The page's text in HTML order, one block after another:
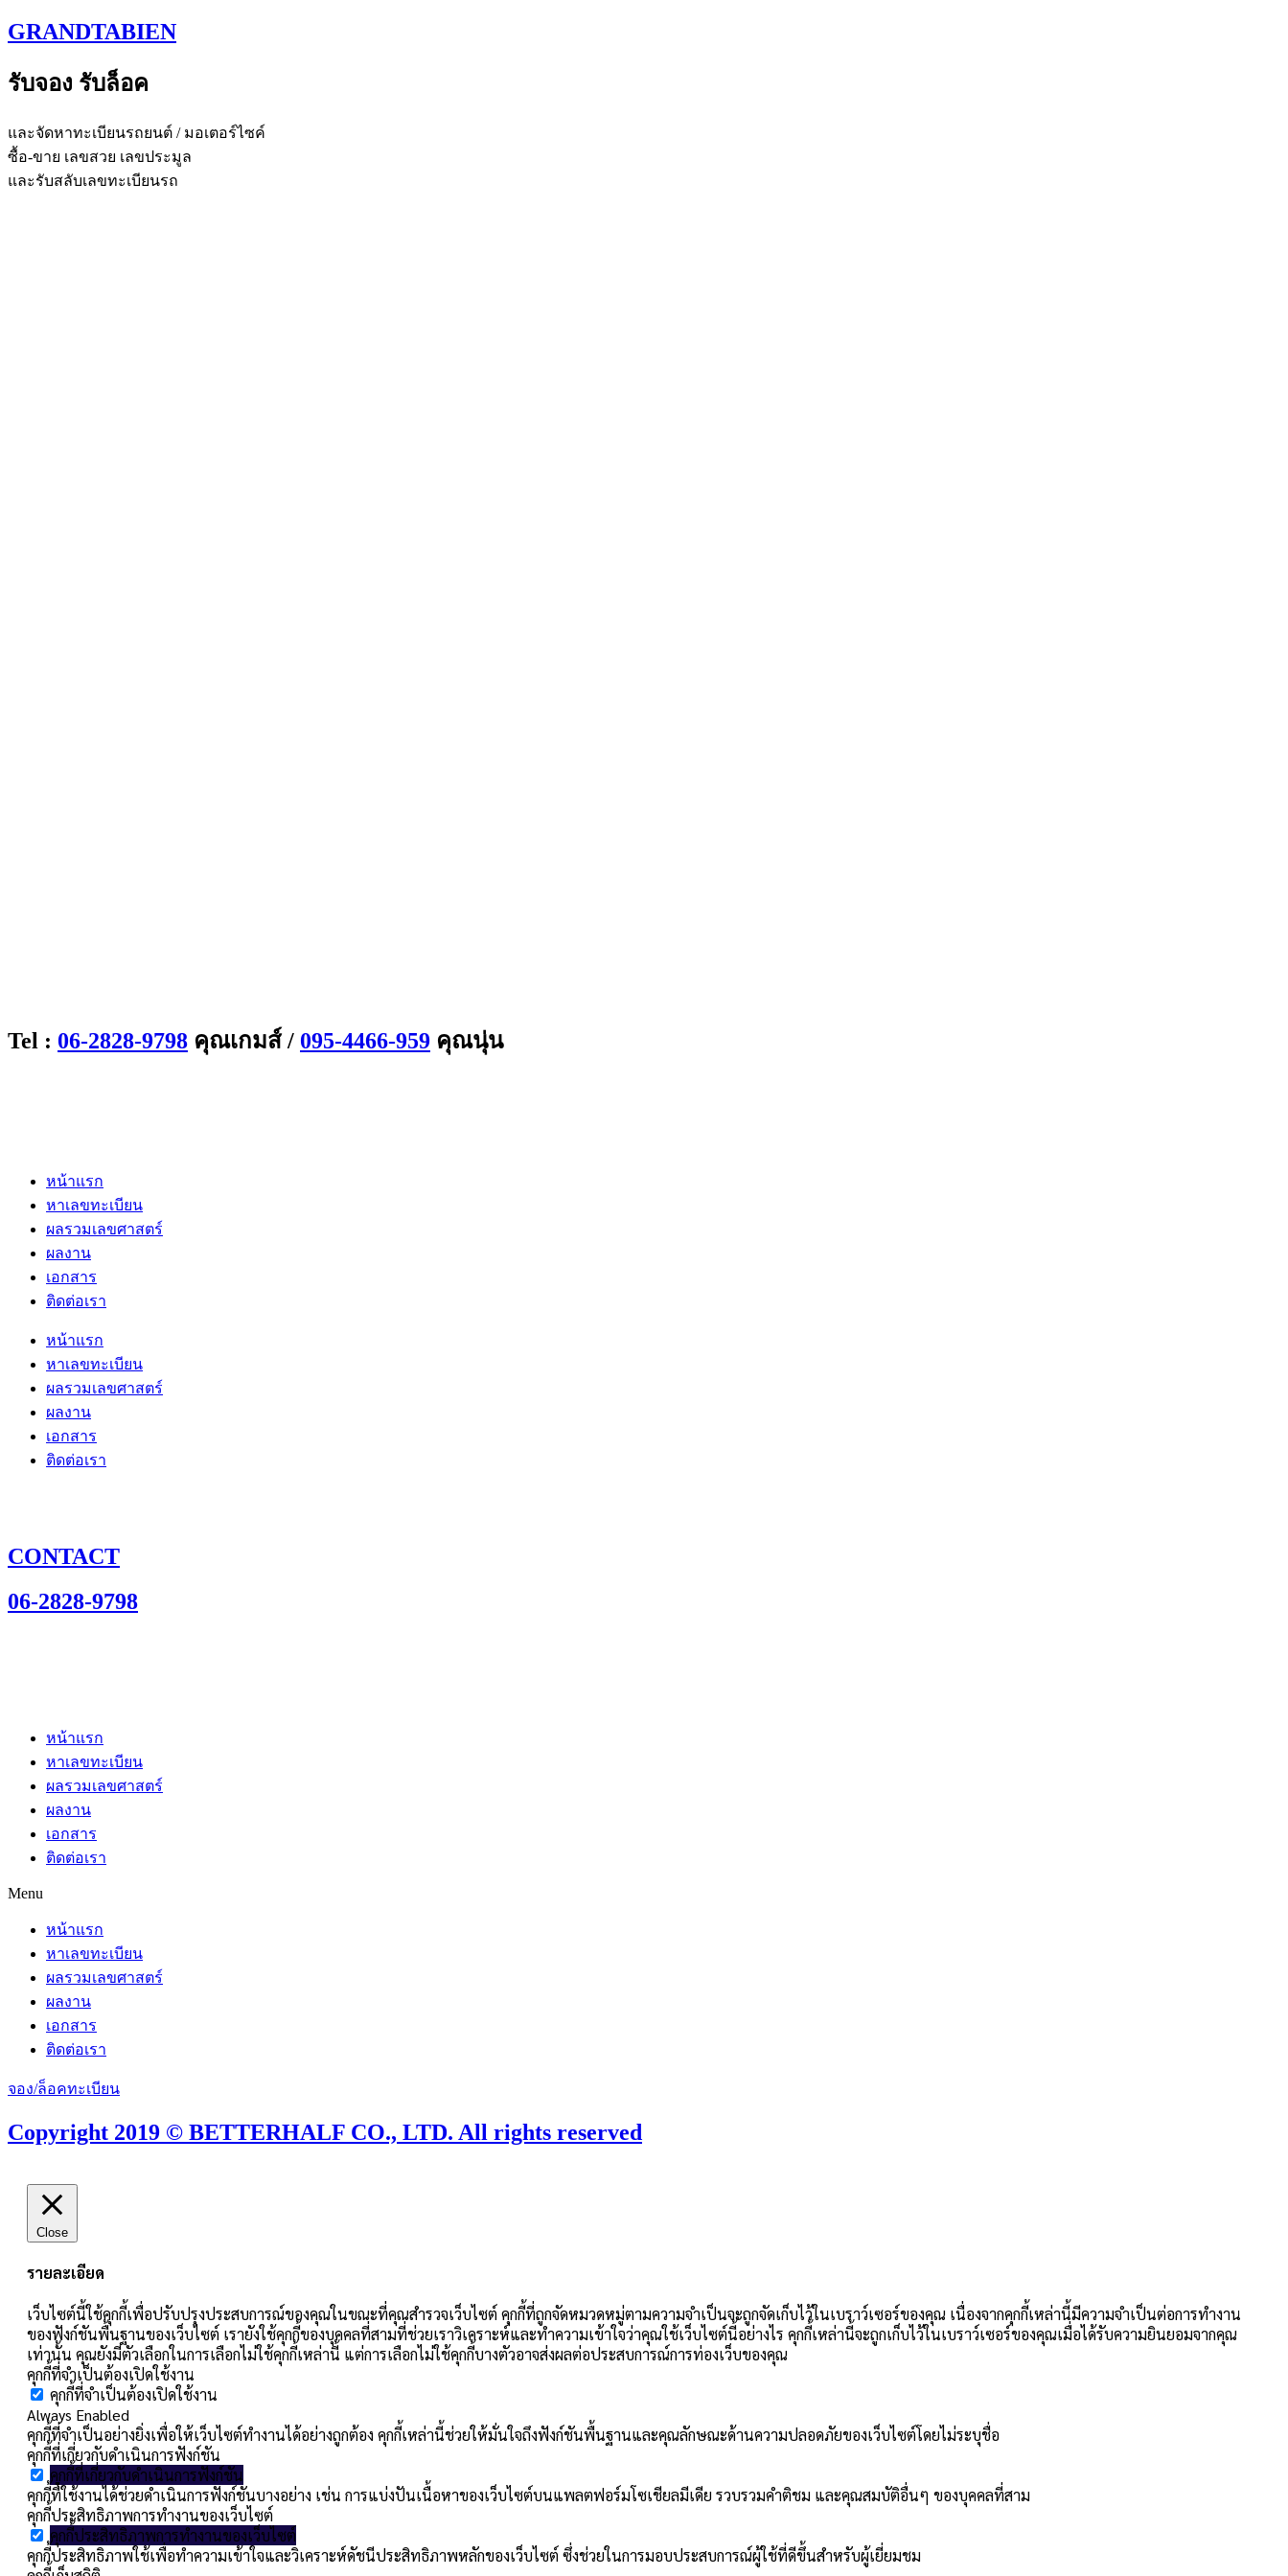
Skip
to
GRANDTABIEN
รับจอง รับล็อค
และจัดหาทะเบียนรถยนต์ / มอเตอร์ไซค์
ซื้อ-ขาย เลขสวย เลขประมูล
และรับสลับเลขทะเบียนรถ
Tel : 06-2828-9798 คุณเกมส์ / 095-4466-959 คุณนุ่น
หน้าแรก
หาเลขทะเบียน
ผลรวมเลขศาสตร์
ผลงาน
เอกสาร
ติดต่อเรา
หน้าแรก
หาเลขทะเบียน
ผลรวมเลขศาสตร์
ผลงาน
เอกสาร
ติดต่อเรา
CONTACT
06-2828-9798
หน้าแรก
หาเลขทะเบียน
ผลรวมเลขศาสตร์
ผลงาน
เอกสาร
ติดต่อเรา
Menu
หน้าแรก
หาเลขทะเบียน
ผลรวมเลขศาสตร์
ผลงาน
เอกสาร
ติดต่อเรา
จอง/ล็อคทะเบียน
Copyright 2019 © BETTERHALF CO., LTD. All rights reserved
Close
รายละเอียด
เว็บไซต์นี้ใช้คุกกี้เพื่อปรับปรุงประสบการณ์ของคุณในขณะที่คุณสำรวจเว็บไซต์ คุกกี้ที่ถูกจัดหมวดหมู่ตามความจำเป็นจะถูกจัดเก็บไว้ในเบราว์เซอร์ของคุณ เนื่องจากคุกกี้เหล่านี้มีความจำเป็นต่อการทำงาน
ของฟังก์ชันพื้นฐานของเว็บไซต์ เรายังใช้คุกกี้ของบุคคลที่สามที่ช่วยเราวิเคราะห์และทำความเข้าใจว่าคุณใช้เว็บไซต์นี้อย่างไร คุกกี้เหล่านี้จะถูกเก็บไว้ในเบราว์เซอร์ของคุณเมื่อได้รับความยินยอมจากคุณ
เท่านั้น คุณยังมีตัวเลือกในการเลือกไม่ใช้คุกกี้เหล่านี้ แต่การเลือกไม่ใช้คุกกี้บางตัวอาจส่งผลต่อประสบการณ์การท่องเว็บของคุณ
คุกกี้ที่จำเป็นต้องเปิดใช้งาน
คุกกี้ที่จำเป็นต้องเปิดใช้งาน
Always Enabled
คุกกี้ที่จำเป็นอย่างยิ่งเพื่อให้เว็บไซต์ทำงานได้อย่างถูกต้อง คุกกี้เหล่านี้ช่วยให้มั่นใจถึงฟังก์ชันพื้นฐานและคุณลักษณะด้านความปลอดภัยของเว็บไซต์โดยไม่ระบุชื่อ
คุกกี้ที่เกี่ยวกับดำเนินการฟังก์ชัน
คุกกี้ที่เกี่ยวกับดำเนินการฟังก์ชัน
คุกกี้ที่ใช้งานได้ช่วยดำเนินการฟังก์ชันบางอย่าง เช่น การแบ่งปันเนื้อหาของเว็บไซต์บนแพลตฟอร์มโซเชียลมีเดีย รวบรวมคำติชม และคุณสมบัติอื่นๆ ของบุคคลที่สาม
คุกกี้ประสิทธิภาพการทำงานของเว็บไซต์
คุกกี้ประสิทธิภาพการทำงานของเว็บไซต์
คุกกี้ประสิทธิภาพใช้เพื่อทำความเข้าใจและวิเคราะห์ดัชนีประสิทธิภาพหลักของเว็บไซต์ ซึ่งช่วยในการมอบประสบการณ์ผู้ใช้ที่ดีขึ้นสำหรับผู้เยี่ยมชม